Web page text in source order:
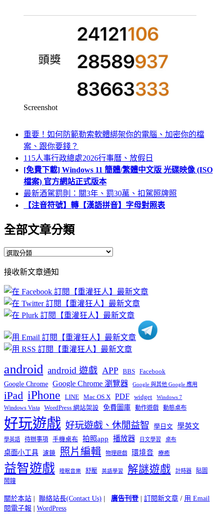
Screenshot
重要！如何防範勒索軟體綁架你的電腦、加密你的檔
案、跟你要錢？
115人事行政總處2026行事曆、放假日
[免費下載] Windows 11 簡體/繁體中文版 光碟映像 (ISO
檔案) 官方網站正式版本
最新酒駕罰則：關3年、罰30萬、扣駕照牌照
【注音符號】轉【漢語拼音】字母對照表
全部文章分類
全
文
章
分
類
接收新文章通知
android android 遊戲 APP BBS Facebook
Google Chrome Google Chrome 瀏覽器 Google 與其他 Google 應用
iPad iPhone LINE Mac OS X PDF widget Windows 7
Windows Vista WordPress 網站架設 免費圖庫 動作遊戲 動態桌布
好玩遊戲 好玩遊戲、休閒益智 學日文 學英文
學英語 待辦事項 手機桌布 拍照app 播放器 日文學習 桌布
桌面小工具 濾鏡 照片編輯 物理遊戲 環境音 療癒
益智遊戲 睡眠音樂 舒壓 英語學習 解謎遊戲 計時器
貼圖
鬧鐘
關於本站 | 聯絡站長(Contact Us) | 廣告刊登| 訂閱新文章 / 用 Email
閱電子報 | WordPress